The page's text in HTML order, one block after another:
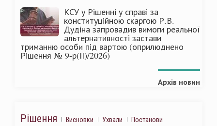
КСУ у Рішенні у справі за
конституційною скаргою Р.В.
Дудіна запровадив вимоги реальної
альтернативності застави
триманню особи під вартою (оприлюднено
Рішення № 9-р(ІІ)/2026)
Архів новин
Рішення Висновки Ухвали Постанови